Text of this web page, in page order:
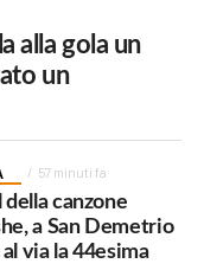
alla gola un
un
57 minuti fa
della canzone
a San Demetrio
via la 44esima